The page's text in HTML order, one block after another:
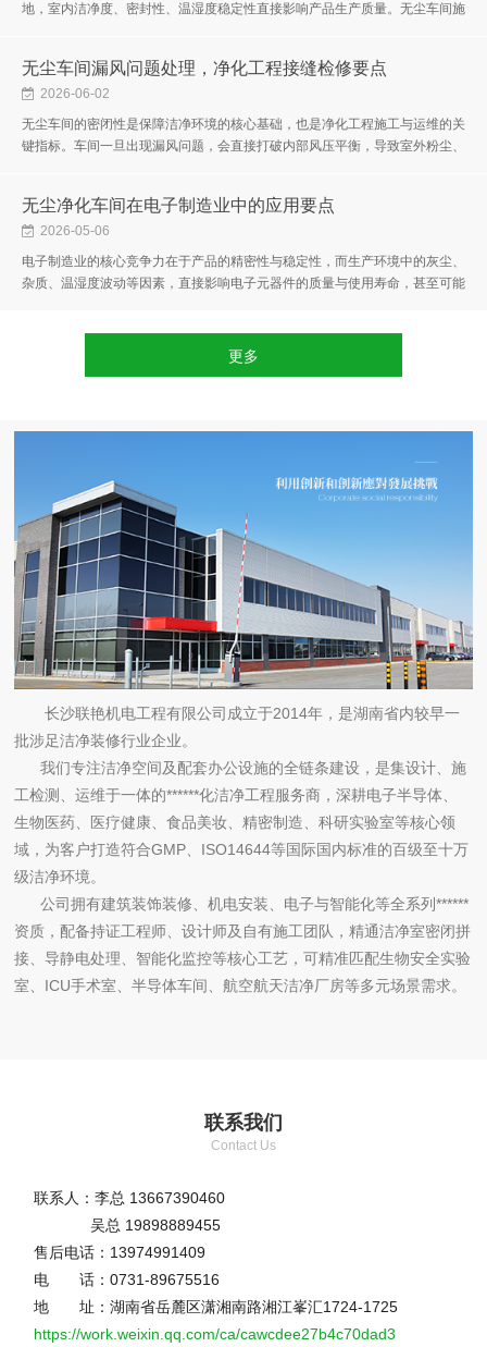
地，室内洁净度、密封性、温湿度稳定性直接影响产品生产质量。无尘车间施
无尘车间漏风问题处理，净化工程接缝检修要点
2026-06-02
无尘车间的密闭性是保障洁净环境的核心基础，也是净化工程施工与运维的关
键指标。车间一旦出现漏风问题，会直接打破内部风压平衡，导致室外粉尘、
无尘净化车间在电子制造业中的应用要点
2026-05-06
电子制造业的核心竞争力在于产品的精密性与稳定性，而生产环境中的灰尘、
杂质、温湿度波动等因素，直接影响电子元器件的质量与使用寿命，甚至可能
更多
长沙联艳机电工程有限公司成立于2014年，是湖南省内较早一
批涉足洁净装修行业企业。
我们专注洁净空间及配套办公设施的全链条建设，是集设计、施
工检测、运维于一体的******化洁净工程服务商，深耕电子半导体、
生物医药、医疗健康、食品美妆、精密制造、科研实验室等核心领
域，为客户打造符合GMP、ISO14644等国际国内标准的百级至十万
级洁净环境。
公司拥有建筑装饰装修、机电安装、电子与智能化等全系列******
资质，配备持证工程师、设计师及自有施工团队，精通洁净室密闭拼
接、导静电处理、智能化监控等核心工艺，可精准匹配生物安全实验
室、ICU手术室、半导体车间、航空航天洁净厂房等多元场景需求。
联系我们
Contact Us
联系人：李总 13667390460
吴总 19898889455
售后电话：13974991409
电 话：0731-89675516
地 址：湖南省岳麓区潇湘南路湘江峯汇1724-1725
https://work.weixin.qq.com/ca/cawcdee27b4c70dad3